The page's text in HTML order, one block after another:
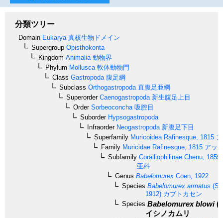
分類ツリー
Domain Eukarya 真核生物ドメイン
Supergroup Opisthokonta
Kingdom Animalia 動物界
Phylum Mollusca 軟体動物門
Class Gastropoda 腹足綱
Subclass Orthogastropoda 直腹足亜綱
SuperorderCaenogastropoda 新生腹足上目
OrderSorbeoconcha 吸腔目
SuborderHypsogastropoda
InfraorderNeogastropoda 新腹足下目
Superfamily Muricoidea Rafinesque, 1815
Family Muricidae Rafinesque, 1815 アッ
Subfamily Coralliophilinae Chenu, 1859
亜科
Genus Babelomurex Coen, 1922
Species Babelomurex armatus
1912) カブトカセン
Species Babelomurex blowi
イシノカムリ